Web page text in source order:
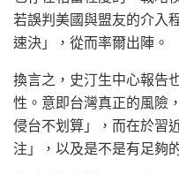
若誤判美國與盟友的介入
速決」，從而率爾出陣。
換言之，史汀生中心報告
性。意即台灣真正的風險
侵台不划算」，而在於習
注」，以及是不是有足夠